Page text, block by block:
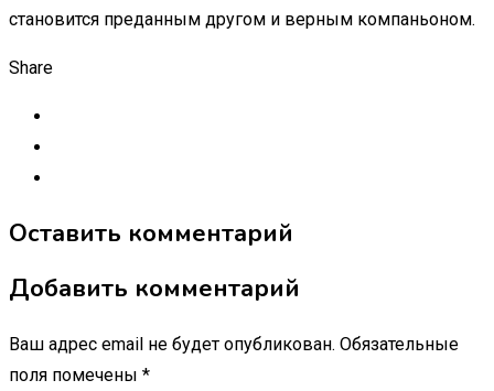
становится преданным другом и верным компаньоном.
Share
Оставить комментарий
Добавить комментарий
Ваш адрес email не будет опубликован. Обязательные
поля помечены *